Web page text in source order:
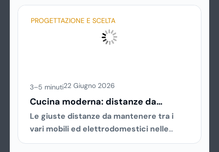
può accusare malfunzionamenti o avere
problemi tecnici. Ecco una breve guida ai
principali guasti e inconvenienti, con tutti i
consigli utili per cercare di risolverli da soli,
PROGETTAZIONE E SCELTA
3–5 minuti22 Giugno 2026
Cucina moderna: distanze da
mantenere
Le giuste distanze da mantenere tra i
vari mobili ed elettrodomestici nelle
cucine moderne.Acquistare una cucina al